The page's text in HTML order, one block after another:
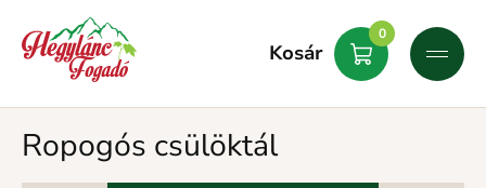
Kosár
0
Ropogós csülöktál